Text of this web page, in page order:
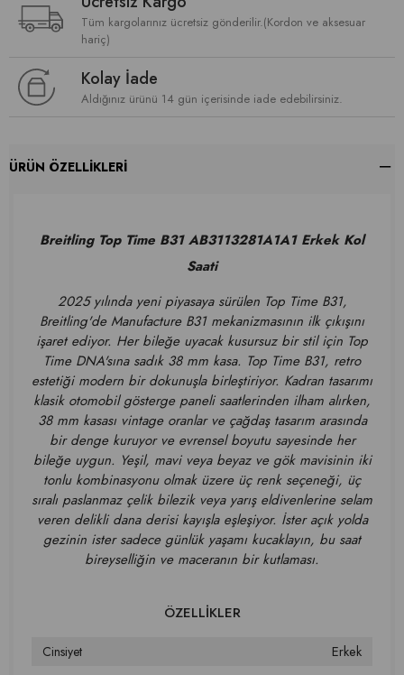
Tüm kargolarınız ücretsiz gönderilir.(Kordon ve aksesuar
hariç)
Kolay İade
Aldığınız ürünü 14 gün içerisinde iade edebilirsiniz.
ÜRÜN ÖZELLIKLERI
Breitling Top Time B31 AB3113281A1A1 Erkek Kol
Saati
2025 yılında yeni piyasaya sürülen Top Time B31,
Breitling'de Manufacture B31 mekanizmasının ilk çıkışını
işaret ediyor. Her bileğe uyacak kusursuz bir stil için Top
Time DNA'sına sadık 38 mm kasa. Top Time B31, retro
estetiği modern bir dokunuşla birleştiriyor. Kadran tasarımı
klasik otomobil gösterge paneli saatlerinden ilham alırken,
38 mm kasası vintage oranlar ve çağdaş tasarım arasında
bir denge kuruyor ve evrensel boyutu sayesinde her
bileğe uygun. Yeşil, mavi veya beyaz ve gök mavisinin iki
tonlu kombinasyonu olmak üzere üç renk seçeneği, üç
sıralı paslanmaz çelik bilezik veya yarış eldivenlerine selam
veren delikli dana derisi kayışla eşleşiyor. İster açık yolda
gezinin ister sadece günlük yaşamı kucaklayın, bu saat
bireyselliğin ve maceranın bir kutlaması.
Cinsiyet Erkek